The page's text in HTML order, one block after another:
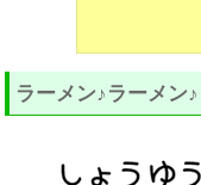
ラーメン♪ラーメン